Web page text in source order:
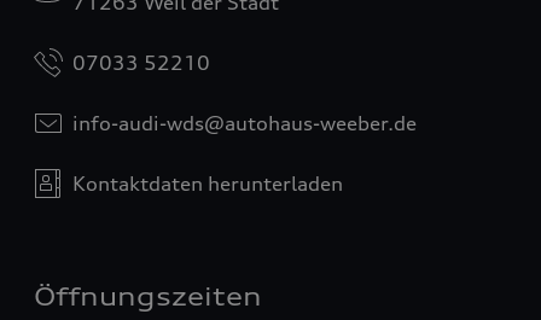
07033 52210
info-audi-wds@autohaus-weeber.de
Kontaktdaten herunterladen
Öffnungszeiten